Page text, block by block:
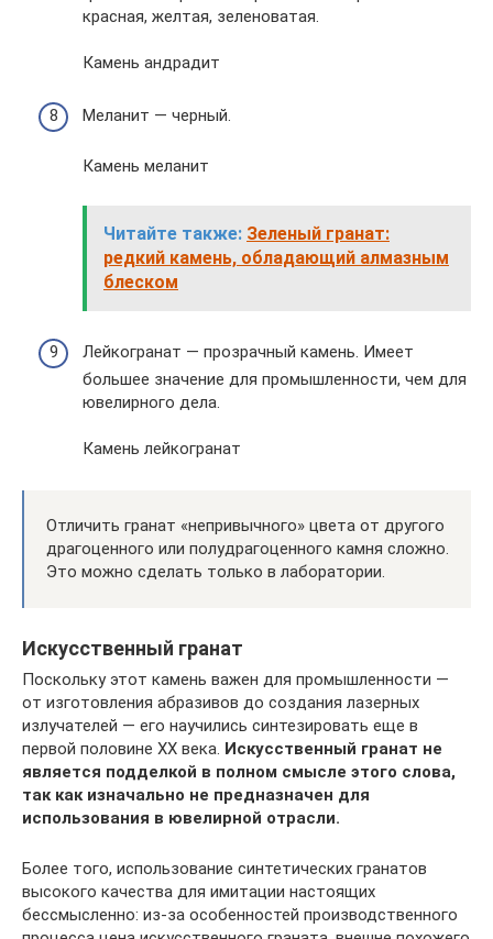
красная, желтая, зеленоватая.
Камень андрадит
Меланит — черный.
Камень меланит
Читайте также: Зеленый гранат:
редкий камень, обладающий алмазным
блеском
Лейкогранат — прозрачный камень. Имеет
большее значение для промышленности, чем для
ювелирного дела.
Камень лейкогранат
Отличить гранат «непривычного» цвета от другого
драгоценного или полудрагоценного камня сложно.
Это можно сделать только в лаборатории.
Искусственный гранат
Поскольку этот камень важен для промышленности —
от изготовления абразивов до создания лазерных
излучателей — его научились синтезировать еще в
первой половине XX века. Искусственный гранат не
является подделкой в полном смысле этого слова,
так как изначально не предназначен для
использования в ювелирной отрасли.
Более того, использование синтетических гранатов
высокого качества для имитации настоящих
бессмысленно: из-за особенностей производственного